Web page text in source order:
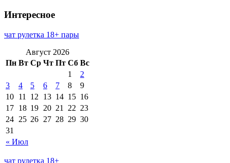
Интересное
чат рулетка 18+ пары
Август 2026
Пн Вт Ср Чт Пт Сб Вс
« Июл
1
2
3
4 5 6 7 8
9
10 11 12 13 14 15 16
17 18 19 20 21 22 23
24 25 26 27 28 29 30
31
чат рулетка 18+